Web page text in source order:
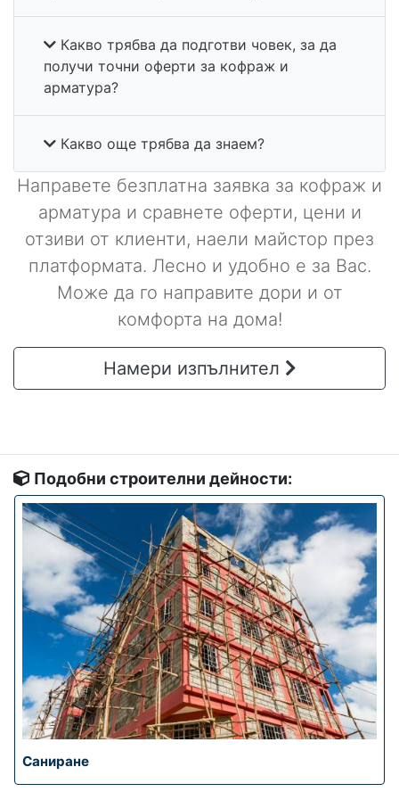
Какво трябва да подготви човек, за да
получи точни оферти за кофраж и
арматура?
Какво още трябва да знаем?
Направете безплатна заявка за кофраж и
арматура и сравнете оферти, цени и
отзиви от клиенти, наели майстор през
платформата. Лесно и удобно е за Вас.
Може да го направите дори и от
комфорта на дома!
Намери изпълнител
Подобни строителни дейности:
Саниране